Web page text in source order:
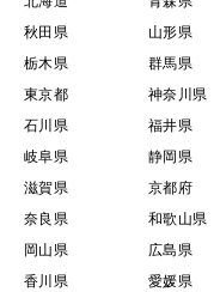
秋田県
山形県
栃木県
群馬県
東京都
神奈川県
石川県
福井県
岐阜県
静岡県
滋賀県
京都府
奈良県
和歌山県
岡山県
広島県
香川県
愛媛県